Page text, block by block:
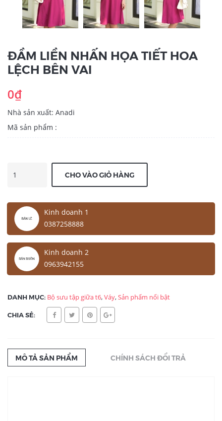
ĐẦM LIỀN NHẤN HỌA TIẾT HOA
LỆCH BÊN VAI
0₫
Nhà sản xuất: Anadi
Mã sản phẩm :
CHO VÀO GIỎ HÀNG
Kinh doanh 1
0387258888
Kinh doanh 2
0963942155
DANH MỤC: Bộ sưu tập giữa t6,Váy,Sản phẩm nổi bật
CHIA SẺ:
MÔ TẢ SẢN PHẨM CHÍNH SÁCH ĐỔI TRẢ